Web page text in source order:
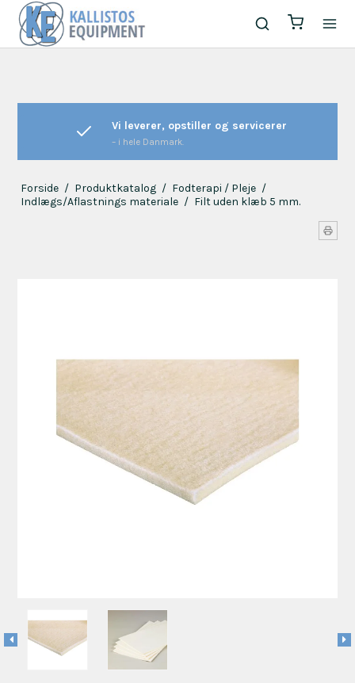
Vi leverer, opstiller og servicerer
– i hele Danmark.
Forside / Produktkatalog / Fodterapi / Pleje /
Indlægs/Aflastnings materiale / Filt uden klæb 5 mm.